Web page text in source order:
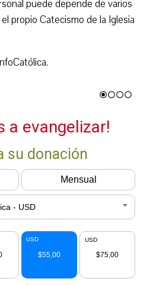
puede depende de varios
propio Catecismo de la Iglesia